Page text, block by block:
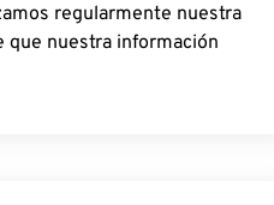
regularmente nuestra
que nuestra información